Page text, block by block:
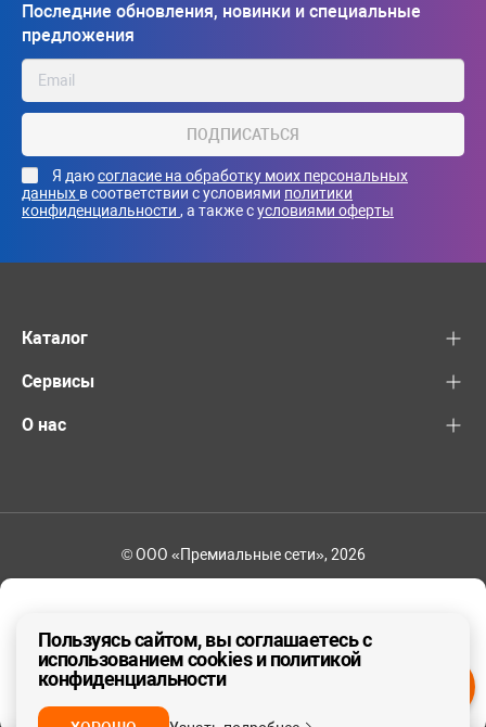
ДА, ВЕРНО
Последние обновления, новинки и специальные
предложения
ПОДПИСАТЬСЯ
Я даюсогласие на обработку моих персональных
данных в соответствии с условиями политики
конфиденциальности , а также сусловиями оферты
Каталог
Сервисы
О нас
© ООО «Премиальные сети», 2026
Пользуясь сайтом, вы соглашаетесь с
использованием cookies и политикой
конфиденциальности